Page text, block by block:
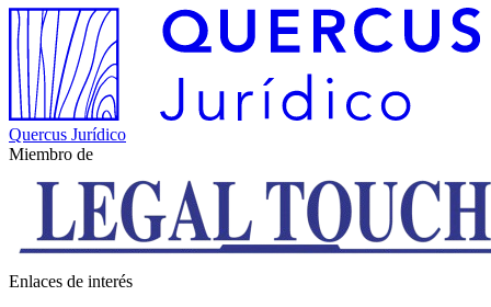
Quercus Jurídico
Miembro de
Enlaces de interés